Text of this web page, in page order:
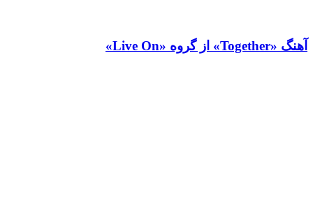
آهنگ «Together» از گروه «Live On»